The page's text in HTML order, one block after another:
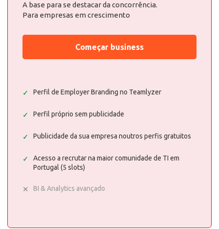
A base para se destacar da concorrência.
Para empresas em crescimento
Começar business
Perfil de Employer Branding no Teamlyzer
Perfil próprio sem publicidade
Publicidade da sua empresa noutros perfis gratuitos
Acesso a recrutar na maior comunidade de TI em
Portugal (5 slots)
BI & Analytics avançado